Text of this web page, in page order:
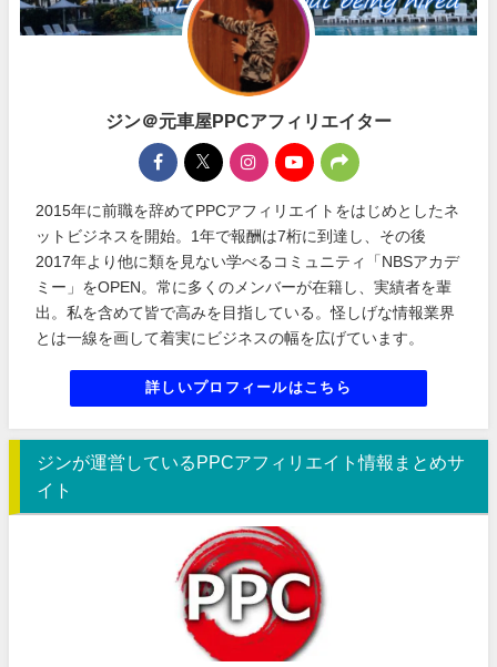
ジン＠元車屋PPCアフィリエイター
2015年に前職を辞めてPPCアフィリエイトをはじめとしたネ
ットビジネスを開始。1年で報酬は7桁に到達し、その後
2017年より他に類を見ない学べるコミュニティ「NBSアカデ
ミー」をOPEN。常に多くのメンバーが在籍し、実績者を輩
出。私を含めて皆で高みを目指している。怪しげな情報業界
とは一線を画して着実にビジネスの幅を広げています。
詳しいプロフィールはこちら
ジンが運営しているPPCアフィリエイト情報まとめサ
イト